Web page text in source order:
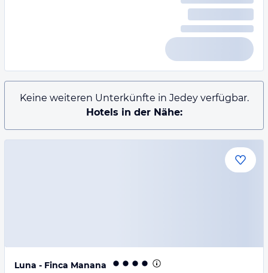
Keine weiteren Unterkünfte in Jedey verfügbar.
Hotels in der Nähe:
Luna - Finca Manana